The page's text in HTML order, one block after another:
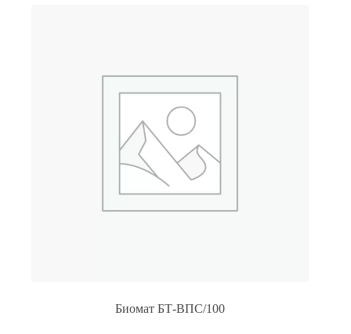
Биомат БТ-ВПС/100